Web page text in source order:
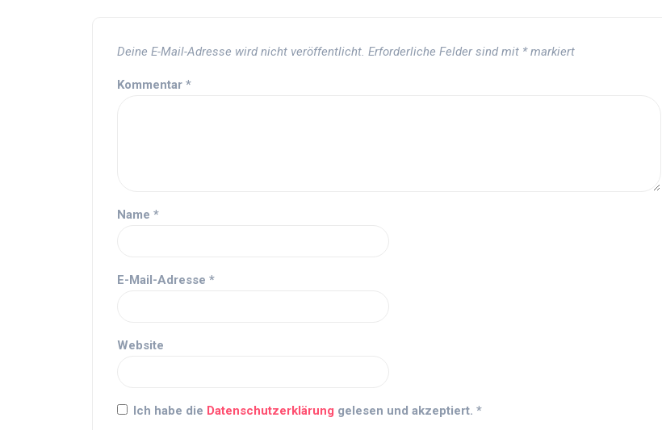
Deine E-Mail-Adresse wird nicht veröffentlicht. Erforderliche Felder sind mit *markiert
Kommentar *
Name *
E-Mail-Adresse *
Website
Ich habe die Datenschutzerklärung gelesen und akzeptiert. *